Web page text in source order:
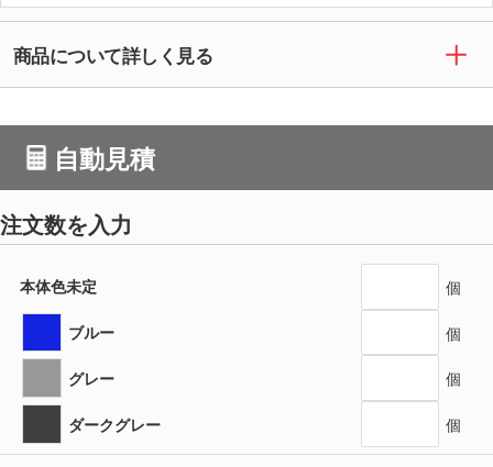
商品について詳しく見る
自動見積
注文数を入力
本体色未定 個
ブルー 個
グレー 個
ダークグレー 個